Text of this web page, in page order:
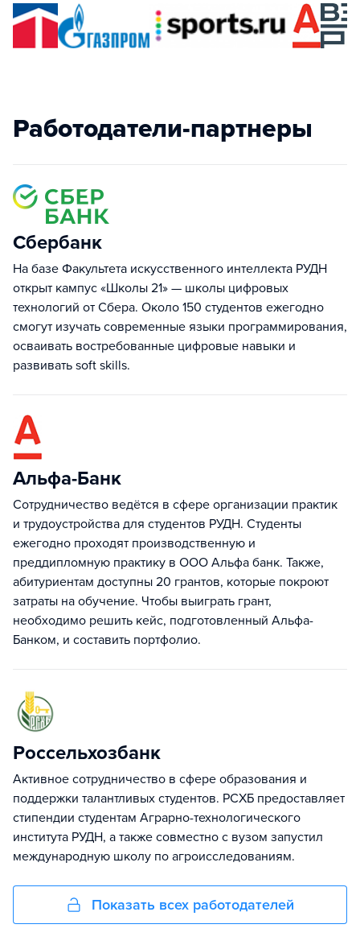
Работодатели-партнеры
Сбербанк
На базе Факультета искусственного интеллекта РУДН
открыт кампус «Школы 21» — школы цифровых
технологий от Сбера. Около 150 студентов ежегодно
смогут изучать современные языки программирования,
осваивать востребованные цифровые навыки и
развивать soft skills.
Альфа-Банк
Cотрудничество ведётся в сфере организации практик
и трудоустройства для студентов РУДН. Студенты
ежегодно проходят производственную и
преддипломную практику в ООО Альфа банк. Также,
абитуриентам доступны 20 грантов, которые покроют
затраты на обучение. Чтобы выиграть грант,
необходимо решить кейс, подготовленный Альфа-
Банком, и составить портфолио.
Россельхозбанк
Активное сотрудничество в сфере образования и
поддержки талантливых студентов. РСХБ предоставляет
стипендии студентам Аграрно-технологического
института РУДН, а также совместно с вузом запустил
международную школу по агроисследованиям.
Показать всех работодателей